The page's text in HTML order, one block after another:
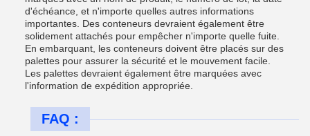
d'échéance, et n'importe quelles autres informations
importantes. Des conteneurs devraient également être
solidement attachés pour empêcher n'importe quelle fuite.
En embarquant, les conteneurs doivent être placés sur des
palettes pour assurer la sécurité et le mouvement facile.
Les palettes devraient également être marquées avec
l'information de expédition appropriée.
FAQ :